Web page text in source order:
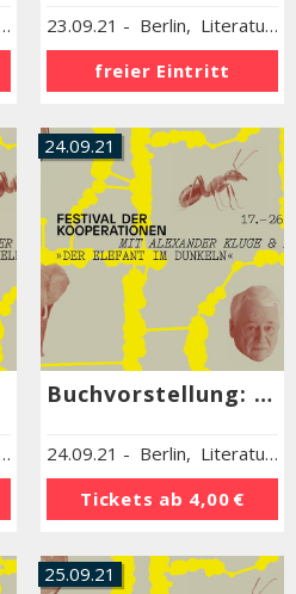
23.09.21 - Berlin, Literaturhaus Berlin
freier Eintritt
24.09.21
Buchvorstellung: Mondnacht – Fünf vor Zwölf
24.09.21 - Berlin, Literaturhaus Berlin
Tickets ab 4,00 €
25.09.21